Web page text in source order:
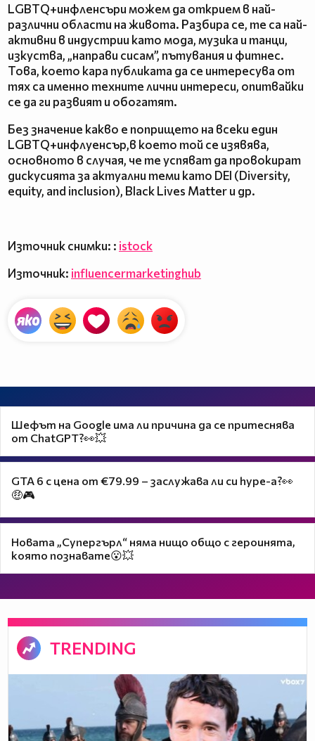
LGBTQ+инфленсъри можем да открием в най-
различни области на живота. Разбира се, те са най-
активни в индустрии като мода, музика и танци,
изкуства, „направи сисам”, пътувания и фитнес.
Това, което кара публиката да се интересува от
тях са именно техните лични интереси, опитвайки
се да ги развият и обогатят.
Без значение какво е попрището на всеки един
LGBTQ+инфлуенсър,в което той се изявява,
основното в случая, че те успяват да провокират
дискусията за актуални теми като DEI (Diversity,
equity, and inclusion), Black Lives Matter и др.
Източник снимки: : istock
Източник: influencermarketinghub
Шефът на Google има ли причина да се притеснява
от ChatGPT?👀💥
GTA 6 с цена от €79.99 – заслужава ли си hype-а?👀
🤑🎮
Новата „Супергърл“ няма нищо общо с героинята,
която познавате😮💥
TRENDING